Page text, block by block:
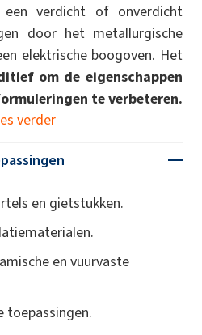
verdicht of onverdicht
door het metallurgische
elektrische boogoven. Het
om de eigenschappen
te verbeteren.
verder
en gietstukken.
en vuurvaste
toepassingen.